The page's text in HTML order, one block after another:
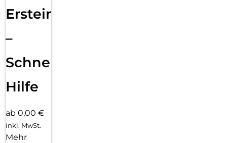
Ersteinrichtung
–
Schnelle
Hilfe
ab 0,00 €
inkl. MwSt.
Mehr